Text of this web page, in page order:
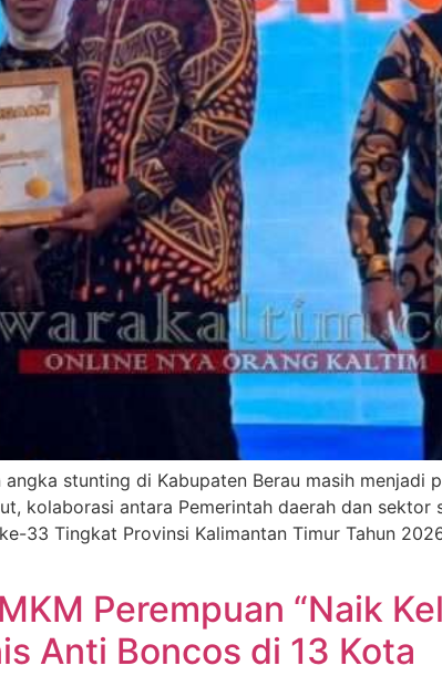
stunting di Kabupaten Berau masih menjadi
kolaborasi antara Pemerintah daerah dan
33 Tingkat Provinsi Kalimantan Timur Tahun
Perempuan “Naik
Anti Boncos di 13 Kota